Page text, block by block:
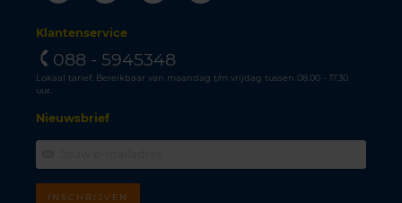
Klantenservice
088 - 5945348
Lokaal tarief. Bereikbaar van maandag t/m vrijdag tussen 08.00 - 17.30
uur.
Nieuwsbrief
INSCHRIJVEN